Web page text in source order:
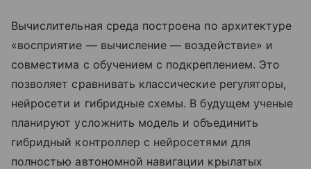
Вычислительная среда построена по архитектуре
«восприятие — вычисление — воздействие» и
совместима с обучением с подкреплением. Это
позволяет сравнивать классические регуляторы,
нейросети и гибридные схемы. В будущем ученые
планируют усложнить модель и объединить
гибридный контроллер с нейросетями для
полностью автономной навигации крылатых